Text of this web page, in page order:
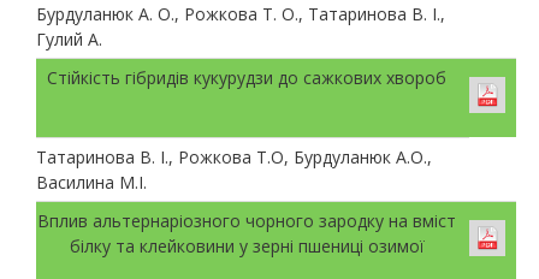
Бурдуланюк А. О., Рожкова Т. О., Татаринова В. І.,
Гулий А.
Стійкість гібридів кукурудзи до сажкових хвороб
Татаринова В. І., Рожкова Т.О, Бурдуланюк А.О.,
Василина М.І.
Вплив альтернаріозного чорного зародку на вміст
білку та клейковини у зерні пшениці озимої